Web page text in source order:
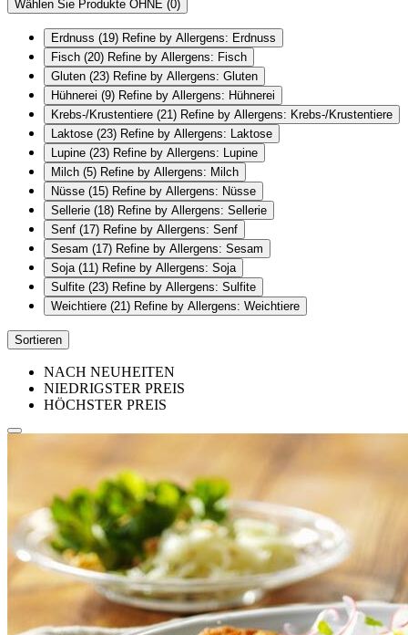
Wählen Sie Produkte OHNE (0)
Erdnuss (19) Refine by Allergens: Erdnuss
Fisch (20) Refine by Allergens: Fisch
Gluten (23) Refine by Allergens: Gluten
Hühnerei (9) Refine by Allergens: Hühnerei
Krebs-/Krustentiere (21) Refine by Allergens: Krebs-/Krustentiere
Laktose (23) Refine by Allergens: Laktose
Lupine (23) Refine by Allergens: Lupine
Milch (5) Refine by Allergens: Milch
Nüsse (15) Refine by Allergens: Nüsse
Sellerie (18) Refine by Allergens: Sellerie
Senf (17) Refine by Allergens: Senf
Sesam (17) Refine by Allergens: Sesam
Soja (11) Refine by Allergens: Soja
Sulfite (23) Refine by Allergens: Sulfite
Weichtiere (21) Refine by Allergens: Weichtiere
Sortieren
NACH NEUHEITEN
NIEDRIGSTER PREIS
HÖCHSTER PREIS